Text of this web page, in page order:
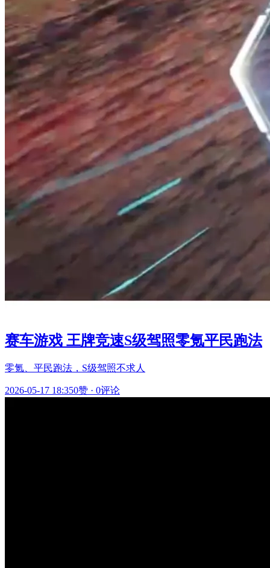
赛车游戏 王牌竞速S级驾照零氪平民跑法
零氪、平民跑法，S级驾照不求人
2026-05-17 18:350赞 · 0评论